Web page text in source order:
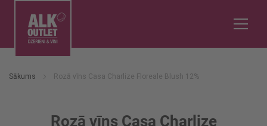
Sākums Rozā vīns Casa Charlize Floreale Blush 12%
Rozā vīns Casa Charlize